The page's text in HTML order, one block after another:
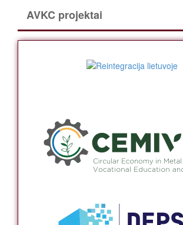
AVKC projektai